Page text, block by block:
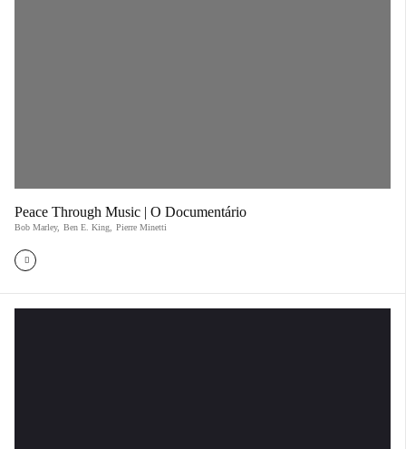
Peace Through Music | O Documentário
Bob Marley, Ben E. King Pierre Minetti